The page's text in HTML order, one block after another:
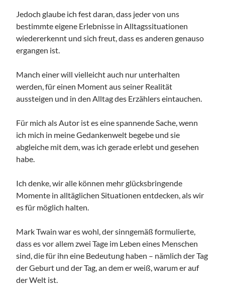
Jedoch glaube ich fest daran, dass jeder von uns
bestimmte eigene Erlebnisse in Alltagssituationen
wiedererkennt und sich freut, dass es anderen genauso
ergangen ist.
Manch einer will vielleicht auch nur unterhalten
werden, für einen Moment aus seiner Realität
aussteigen und in den Alltag des Erzählers eintauchen.
Für mich als Autor ist es eine spannende Sache, wenn
ich mich in meine Gedankenwelt begebe und sie
abgleiche mit dem, was ich gerade erlebt und gesehen
habe.
Ich denke, wir alle können mehr glücksbringende
Momente in alltäglichen Situationen entdecken, als wir
es für möglich halten.
Mark Twain war es wohl, der sinngemäß formulierte,
dass es vor allem zwei Tage im Leben eines Menschen
sind, die für ihn eine Bedeutung haben – nämlich der Tag
der Geburt und der Tag, an dem er weiß, warum er auf
der Welt ist.